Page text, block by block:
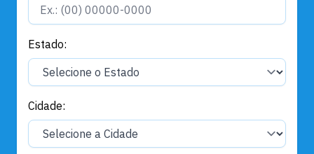
Estado:
Cidade: